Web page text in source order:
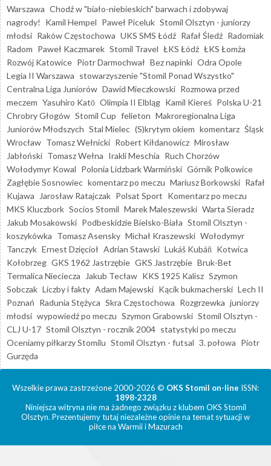
Warszawa Chodź w "biało-niebieskich" barwach i zdobywaj
nagrody!
Kamil Hempel Paweł Piceluk Stomil Olsztyn - juniorzy
młodsi Raków Częstochowa UKS SMS Łódź Rafał Śledź Radomiak
Radom Paweł Kaczmarek Stomil Travel ŁKS Łódź ŁKS Łomża
Rozwój Katowice Piotr Darmochwał Bez napinki Odra Opole
Legia II Warszawa stowarzyszenie "Stomil Ponad Wszystko"
Centralna Liga Juniorów Dawid Mieczkowski Rozmowa przed
meczem Yasuhiro Katō Olimpia II Elbląg Kamil Kiereś Polska U-21
Chrobry Głogów Stomil Cup felieton Makroregionalna Liga
Juniorów Młodszych Stal Mielec (S)krytym okiem komentarz Śląsk
Wrocław Tomasz Wełnicki Robert Kiłdanowicz Mirosław
Jabłoński Tomasz Wełna Irakli Meschia Ruch Chorzów
Wołodymyr Kowal Polonia Lidzbark Warmiński Górnik Polkowice
Zagłębie Sosnowiec komentarz po meczu Mariusz Borkowski Rafał
Kujawa
Jarosław Ratajczak Polsat Sport Komentarz po meczu
MKS Kluczbork Socios Stomil Marek Maleszewski Warta Sieradz
Jakub Mosakowski Podbeskidzie Bielsko-Biała Stomil Olsztyn -
koszykówka Tomasz Asensky Michał Kraszewski Wołodymyr
Tanczyk Ernest Dzięcioł Adrian Stawski Lukáš Kubáň Kotwica
Kołobrzeg GKS 1962 Jastrzębie GKS Jastrzębie Bruk-Bet
Termalica Nieciecza
Jakub Tecław KKS 1925 Kalisz Szymon
Sobczak Liczby i fakty Adam Majewski Kącik bukmacherski Lech II
Poznań Radunia Stężyca Skra Częstochowa Rozgrzewka juniorzy
młodsi wypowiedź po meczu Szymon Grabowski Stomil Olsztyn -
CLJ U-17 Stomil Olsztyn - rocznik 2004 statystyki po meczu
Oceniamy piłkarzy Stomilu Stomil Olsztyn - futsal 3. połowa Piotr
Gurzęda
Wszelkie prawa zastrzeżone 2000-2026 © OKS Stomil on-line ISSN:
1898-2328
Niniejsza witryna nie ma żadnego związku z klubem OKS Stomil
Olsztyn. Prezentujemy tutaj niezależne opinie na temat sytuacji w
piłce na Warmii i Mazurach